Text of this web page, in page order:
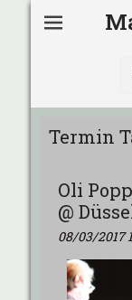
Termin
Oli
@
08/03/2017